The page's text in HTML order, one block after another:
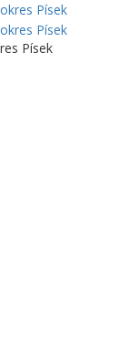
Písek